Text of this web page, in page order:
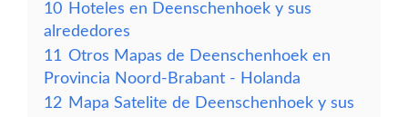
10 Hoteles en Deenschenhoek y sus
alrededores
11 Otros Mapas de Deenschenhoek en
Provincia Noord-Brabant - Holanda
12 Mapa Satelite de Deenschenhoek y sus